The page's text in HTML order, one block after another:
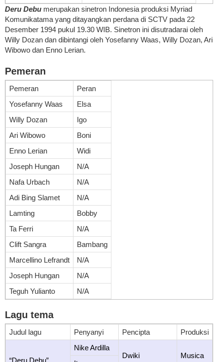
Deru Debu merupakan sinetron Indonesia produksi Myriad
Komunikatama yang ditayangkan perdana di SCTV pada 22
Desember 1994 pukul 19.30 WIB. Sinetron ini disutradarai oleh
Willy Dozan dan dibintangi oleh Yosefanny Waas, Willy Dozan, Ari
Wibowo dan Enno Lerian.
Pemeran
Pemeran
Peran
Yosefanny Waas
Elsa
Willy Dozan
Igo
Ari Wibowo
Boni
Enno Lerian
Widi
Joseph Hungan
N/A
Nafa Urbach
N/A
Adi Bing Slamet
N/A
Lamting
Bobby
Ta Ferri
N/A
Clift Sangra
Bambang
Marcellino Lefrandt
N/A
Joseph Hungan
N/A
Teguh Yulianto
N/A
Lagu tema
Judul lagu Penyanyi Pencipta Produksi
Nike Ardilla
Dwiki
Musica